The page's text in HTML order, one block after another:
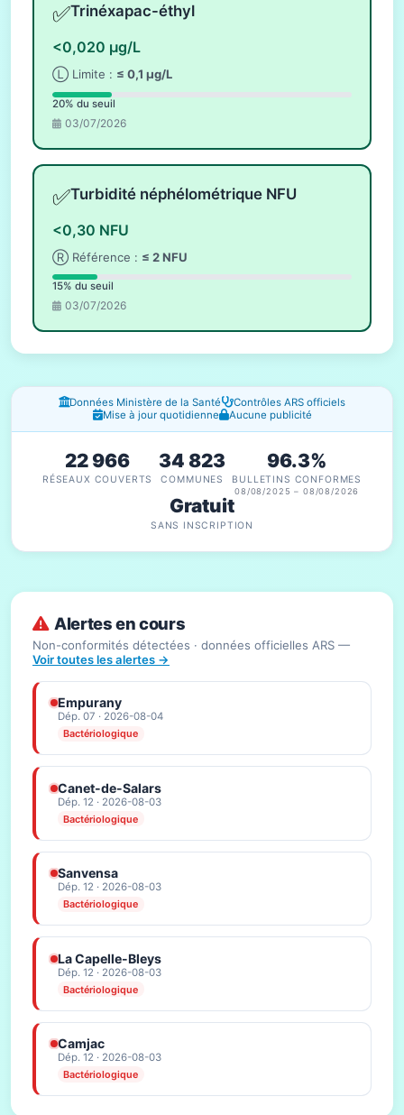
✅Trinéxapac-éthyl
<0,020 µg/L
Ⓛ Limite : ≤ 0,1 µg/L
20% du seuil
03/07/2026
✅Turbidité néphélométrique NFU
<0,30 NFU
Ⓡ Référence : ≤ 2 NFU
15% du seuil
03/07/2026
Fenêtres d'information
Données Ministère de la Santé
Contrôles ARS officiels
Mise à jour quotidienne
Aucune publicité
22 966
RÉSEAUX COUVERTS
34 823
COMMUNES
96.3%
BULLETINS CONFORMES
08/08/2025 – 08/08/2026
Gratuit
SANS INSCRIPTION
Alertes en cours
Non-conformités détectées · données officielles ARS —
Voir toutes les alertes →
Empurany
Dép. 07 · 2026-08-04
Bactériologique
Canet-de-Salars
Dép. 12 · 2026-08-03
Bactériologique
Sanvensa
Dép. 12 · 2026-08-03
Bactériologique
La Capelle-Bleys
Dép. 12 · 2026-08-03
Bactériologique
Camjac
Dép. 12 · 2026-08-03
Bactériologique